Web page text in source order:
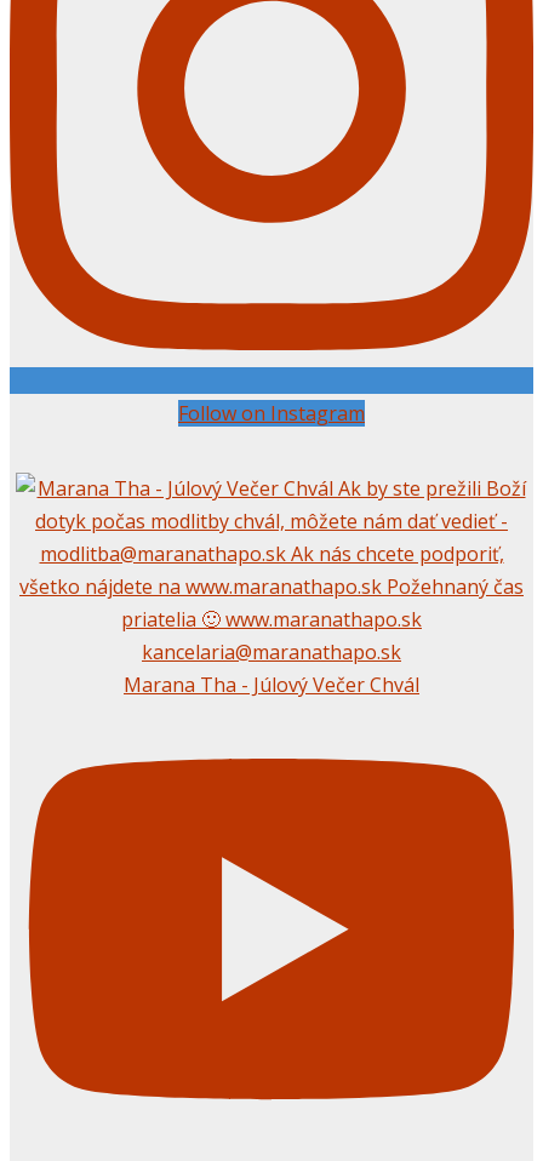
Follow on Instagram
Marana Tha - Júlový Večer Chvál